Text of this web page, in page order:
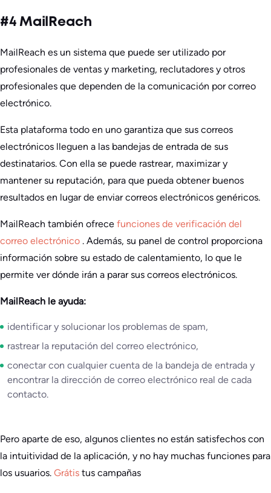
#4 MailReach
MailReach es un sistema que puede ser utilizado por
profesionales de ventas y marketing, reclutadores y otros
profesionales que dependen de la comunicación por correo
electrónico.
Esta plataforma todo en uno garantiza que sus correos
electrónicos lleguen a las bandejas de entrada de sus
destinatarios. Con ella se puede rastrear, maximizar y
mantener su reputación, para que pueda obtener buenos
resultados en lugar de enviar correos electrónicos genéricos.
MailReach también ofrece funciones de verificación del
correo electrónico . Además, su panel de control proporciona
información sobre su estado de calentamiento, lo que le
permite ver dónde irán a parar sus correos electrónicos.
MailReach le ayuda:
identificar y solucionar los problemas de spam,
rastrear la reputación del correo electrónico,
conectar con cualquier cuenta de la bandeja de entrada y
encontrar la dirección de correo electrónico real de cada
contacto.
Pero aparte de eso, algunos clientes no están satisfechos con
la intuitividad de la aplicación, y no hay muchas funciones para
los usuarios. Grátis tus campañas